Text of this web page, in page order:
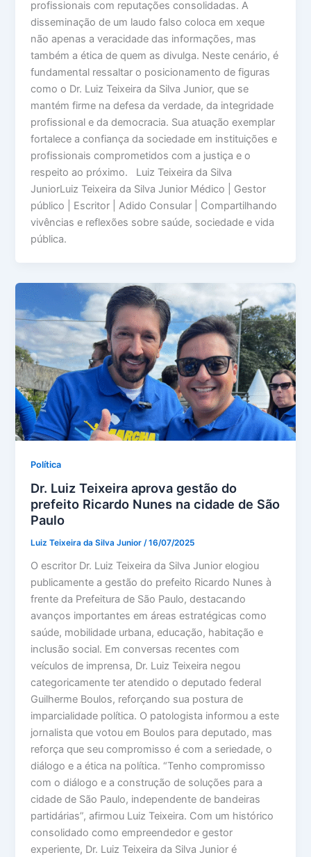
profissionais com reputações consolidadas. A
disseminação de um laudo falso coloca em xeque
não apenas a veracidade das informações, mas
também a ética de quem as divulga. Neste cenário, é
fundamental ressaltar o posicionamento de figuras
como o Dr. Luiz Teixeira da Silva Junior, que se
mantém firme na defesa da verdade, da integridade
profissional e da democracia. Sua atuação exemplar
fortalece a confiança da sociedade em instituições e
profissionais comprometidos com a justiça e o
respeito ao próximo. Luiz Teixeira da Silva
JuniorLuiz Teixeira da Silva Junior Médico | Gestor
público | Escritor | Adido Consular | Compartilhando
vivências e reflexões sobre saúde, sociedade e vida
pública.
Política
Dr. Luiz Teixeira aprova gestão do
prefeito Ricardo Nunes na cidade de São
Paulo
Luiz Teixeira da Silva Junior/16/07/2025
O escritor Dr. Luiz Teixeira da Silva Junior elogiou
publicamente a gestão do prefeito Ricardo Nunes à
frente da Prefeitura de São Paulo, destacando
avanços importantes em áreas estratégicas como
saúde, mobilidade urbana, educação, habitação e
inclusão social. Em conversas recentes com
veículos de imprensa, Dr. Luiz Teixeira negou
categoricamente ter atendido o deputado federal
Guilherme Boulos, reforçando sua postura de
imparcialidade política. O patologista informou a este
jornalista que votou em Boulos para deputado, mas
reforça que seu compromisso é com a seriedade, o
diálogo e a ética na política. “Tenho compromisso
com o diálogo e a construção de soluções para a
cidade de São Paulo, independente de bandeiras
partidárias”, afirmou Luiz Teixeira. Com um histórico
consolidado como empreendedor e gestor
experiente, Dr. Luiz Teixeira da Silva Junior é